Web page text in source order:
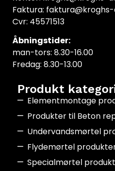
Faktura:
Cvr: 45571513
Åbningstider:
man-tors: 8.30-16.00
Fredag: 8.30-13.00
Produkt
Elementmontage
Produkter til Beton
Undervandsmørtel
Flydemørtel
Specialmørtel